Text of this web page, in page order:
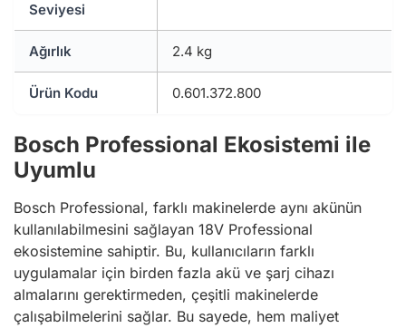
Seviyesi
Ağırlık 2.4 kg
Ürün Kodu 0.601.372.800
Bosch Professional Ekosistemi ile
Uyumlu
Bosch Professional, farklı makinelerde aynı akünün
kullanılabilmesini sağlayan 18V Professional
ekosistemine sahiptir. Bu, kullanıcıların farklı
uygulamalar için birden fazla akü ve şarj cihazı
almalarını gerektirmeden, çeşitli makinelerde
çalışabilmelerini sağlar. Bu sayede, hem maliyet